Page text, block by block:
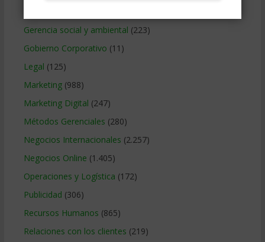
Gerencia social y ambiental (223)
Gobierno Corporativo (11)
Legal (125)
Marketing(988)
Marketing Digital (247)
Métodos Gerenciales (280)
Negocios Internacionales (2.257)
Negocios Online (1.405)
Operaciones y Logística (172)
Publicidad (306)
Recursos Humanos (865)
Relaciones con los clientes (219)